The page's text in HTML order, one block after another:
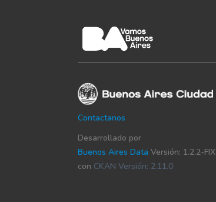
Contactanos
Desarrollado por
Buenos Aires Data Versión: 1.2.2-FIX
con CKAN Versión: 2.11.0